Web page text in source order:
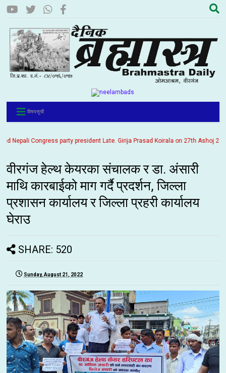
विषयसूची
Congress party president Late. Girija Prasad Koirala on 27th Ashoj
वीरगंज हेल्थ केयरका संचालक र डा. अंसारी
माथि कारबाईको माग गर्दै प्रदर्शन, जिल्ला
प्रशासन कार्यालय र जिल्ला प्रहरी कार्यालय
घेराउ
SHARE: 520
Sunday, August 21, 2022